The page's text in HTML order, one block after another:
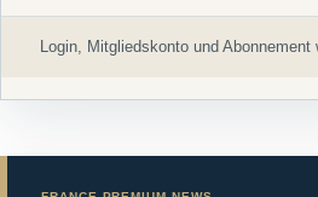
Login, Mitgliedskonto und